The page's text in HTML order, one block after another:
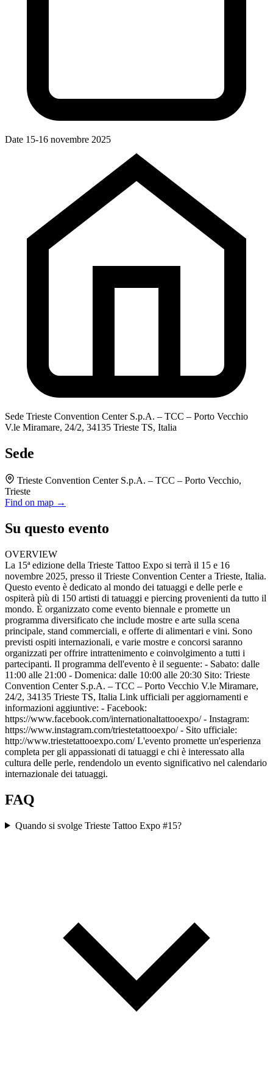
Date 15-16 novembre 2025
Sede Trieste Convention Center S.p.A. – TCC – Porto Vecchio
V.le Miramare, 24/2, 34135 Trieste TS, Italia
Sede
Trieste Convention Center S.p.A. – TCC – Porto Vecchio,
Trieste
Find on map →
Su questo evento
OVERVIEW
La 15ª edizione della Trieste Tattoo Expo si terrà il 15 e 16
novembre 2025, presso il Trieste Convention Center a Trieste, Italia.
Questo evento è dedicato al mondo dei tatuaggi e delle perle e
ospiterà più di 150 artisti di tatuaggi e piercing provenienti da tutto il
mondo. È organizzato come evento biennale e promette un
programma diversificato che include mostre e arte sulla scena
principale, stand commerciali, e offerte di alimentari e vini. Sono
previsti ospiti internazionali, e varie mostre e concorsi saranno
organizzati per offrire intrattenimento e coinvolgimento a tutti i
partecipanti. Il programma dell'evento è il seguente: - Sabato: dalle
11:00 alle 21:00 - Domenica: dalle 10:00 alle 20:30 Sito: Trieste
Convention Center S.p.A. – TCC – Porto Vecchio V.le Miramare,
24/2, 34135 Trieste TS, Italia Link ufficiali per aggiornamenti e
informazioni aggiuntive: - Facebook:
https://www.facebook.com/internationaltattooexpo/ - Instagram:
https://www.instagram.com/triestetattooexpo/ - Sito ufficiale:
http://www.triestetattooexpo.com/ L'evento promette un'esperienza
completa per gli appassionati di tatuaggi e chi è interessato alla
cultura delle perle, rendendolo un evento significativo nel calendario
internazionale dei tatuaggi.
FAQ
Quando si svolge Trieste Tattoo Expo #15?